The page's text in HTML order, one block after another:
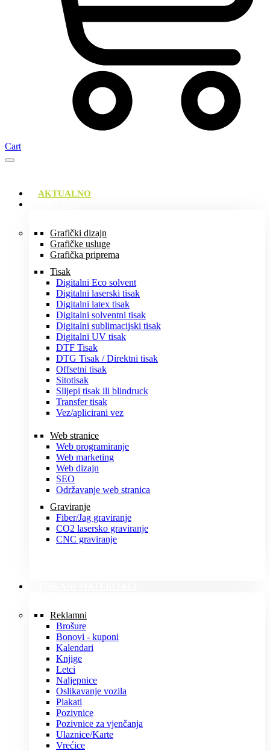
Cart
AKTUALNO
Grafički dizajn
Grafičke usluge
Grafička priprema
Tisak
Digitalni Eco solvent
Digitalni laserski tisak
Digitalni latex tisak
Digitalni solventni tisak
Digitalni sublimacijski tisak
Digitalni UV tisak
DTF Tisak
DTG Tisak / Direktni tisak
Offsetni tisak
Sitotisak
Slijepi tisak ili blindruck
Transfer tisak
Vez/aplicirani vez
Web stranice
Web programiranje
Web marketing
Web dizajn
SEO
Održavanje web stranica
Graviranje
Fiber/Jag graviranje
CO2 lasersko graviranje
CNC graviranje
Reklamni
Brošure
Bonovi - kuponi
Kalendari
Knjige
Letci
Naljepnice
Oslikavanje vozila
Plakati
Pozivnice
Pozivnice za vjenčanja
Ulaznice/Karte
Vrećice